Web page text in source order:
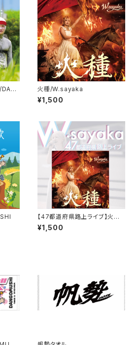
DAN
火種/W.sayaka
¥1,500
【47都道府県路上ライブ】火種/
W.sayaka
¥1,500